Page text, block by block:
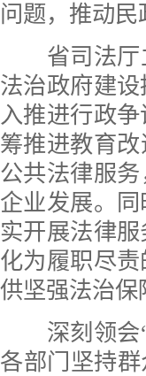
问题，推动民
省司法厅立
法治政府建
入推进行政
筹推进教育
公共法律服
企业发展。
实开展法律
化为履职尽
供坚强法治保
深刻领会“
各部门坚持